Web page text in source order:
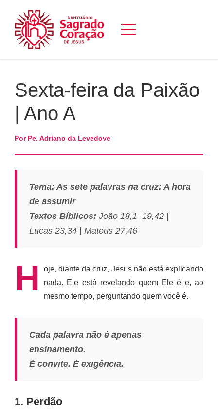
Sexta-feira da Paixão
| Ano A
Por Pe. Adriano da Levedove
Tema: As sete palavras na cruz: A hora
de assumir
Textos Bíblicos: João 18,1–19,42 |
Lucas 23,34 | Mateus 27,46
H
oje, diante da cruz, Jesus não está explicando
nada. Ele está revelando quem Ele é e, ao
mesmo tempo, perguntando quem você é.
Cada palavra não é apenas
ensinamento.
É convite. É exigência.
1. Perdão